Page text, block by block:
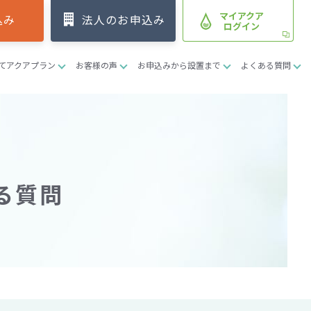
法人のお申込み マイアクア
ログイン
アクアプラン お客様の声 お申込みから設置まで よくある質問
質問